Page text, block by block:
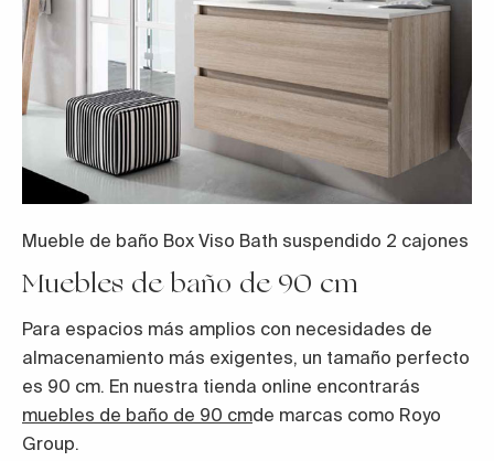
Mueble de baño Box Viso Bath suspendido 2 cajones
Muebles de baño de 90 cm
Para espacios más amplios con necesidades de
almacenamiento más exigentes, un tamaño perfecto
es 90 cm. En nuestra tienda online encontrarás
muebles de baño de 90 cmde marcas como Royo
Group.